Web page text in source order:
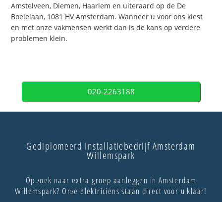
Amstelveen, Diemen, Haarlem en uiteraard op de De
Boelelaan, 1081 HV Amsterdam. Wanneer u voor ons kiest
en met onze vakmensen werkt dan is de kans op verdere
problemen klein.
020-2263188
Gediplomeerd Installatiebedrijf Amsterdam
Willemspark
Op zoek naar extra groep aanleggen in Amsterdam
Willemspark? Onze elektriciens staan direct voor u klaar!